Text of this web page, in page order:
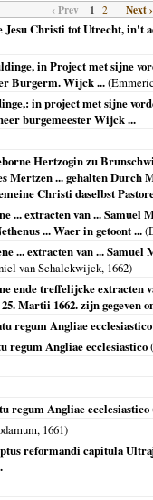
‹ Prev 1 2 Next ›
Christi tot Utrecht,
in Project met sijne
Burgerm. Wijck ...(
in project met sijne
burgemeester Wijck ...
Hertzogin zu
Mertzen ... gehalten
Christi daselbst
... extracten van ...
... Waer in getoont ...
... extracten van ...
van Schalckwijck, 1662)
ende treffelijcke
Martii 1662. zijn gegeven
regum Angliae ecclesiastico
regum Angliae ecclesiastico
regum Angliae ecclesiastico
, 1661)
reformandi capitula